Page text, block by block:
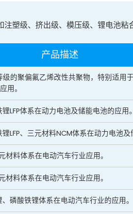
注塑级、挤出级、模压级、锂电池粘
产品描述
级的聚偏氟乙烯改性共聚物，特别适用
用。
LFP体系在动力电池及储能电池的应用。
LFP、三元材料NCM体系在动力电池及
材料体系在电动汽车行业应用。
材料体系在电动汽车行业应用。
磷酸铁锂体系在电动汽车行业的应用。